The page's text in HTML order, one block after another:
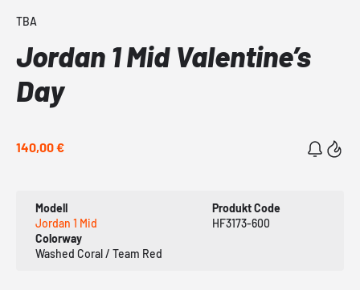
TBA
Jordan 1 Mid Valentine’s
Day
140,00 €
Modell
Jordan 1 Mid
Produkt Code
HF3173-600
Colorway
Washed Coral / Team Red